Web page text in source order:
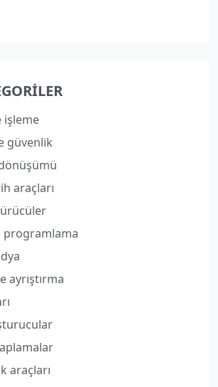
işleme
güvenlik
araçları
programlama
ayrıştırma
araçları